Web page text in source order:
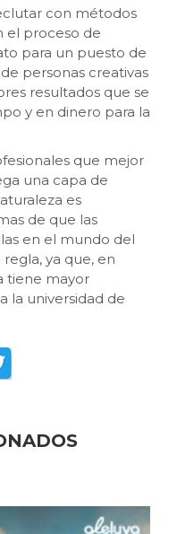
con métodos
el proceso de
para un puesto de
personas creativas
resultados que se
y en dinero para la
que mejor
una capa de
es
de que las
en el mundo del
ya que, en
tiene mayor
la universidad de